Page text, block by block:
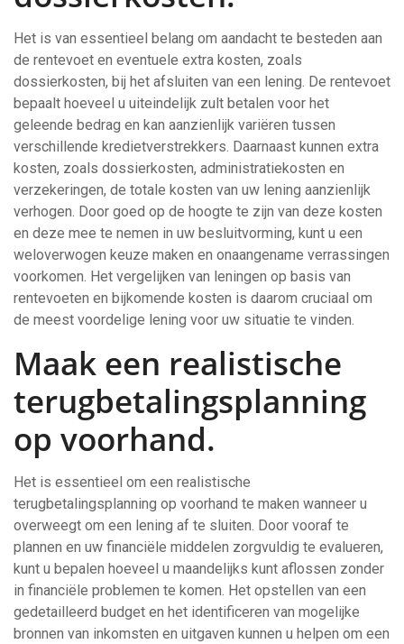
Het is van essentieel belang om aandacht te besteden aan
de rentevoet en eventuele extra kosten, zoals
dossierkosten, bij het afsluiten van een lening. De rentevoet
bepaalt hoeveel u uiteindelijk zult betalen voor het
geleende bedrag en kan aanzienlijk variëren tussen
verschillende kredietverstrekkers. Daarnaast kunnen extra
kosten, zoals dossierkosten, administratiekosten en
verzekeringen, de totale kosten van uw lening aanzienlijk
verhogen. Door goed op de hoogte te zijn van deze kosten
en deze mee te nemen in uw besluitvorming, kunt u een
weloverwogen keuze maken en onaangename verrassingen
voorkomen. Het vergelijken van leningen op basis van
rentevoeten en bijkomende kosten is daarom cruciaal om
de meest voordelige lening voor uw situatie te vinden.
Maak een realistische
terugbetalingsplanning
op voorhand.
Het is essentieel om een realistische
terugbetalingsplanning op voorhand te maken wanneer u
overweegt om een lening af te sluiten. Door vooraf te
plannen en uw financiële middelen zorgvuldig te evalueren,
kunt u bepalen hoeveel u maandelijks kunt aflossen zonder
in financiële problemen te komen. Het opstellen van een
gedetailleerd budget en het identificeren van mogelijke
bronnen van inkomsten en uitgaven kunnen u helpen om een